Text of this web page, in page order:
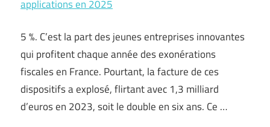
applications en 2025
5 %. C’est la part des jeunes entreprises innovantes
qui profitent chaque année des exonérations
fiscales en France. Pourtant, la facture de ces
dispositifs a explosé, flirtant avec 1,3 milliard
d’euros en 2023, soit le double en six ans. Ce …